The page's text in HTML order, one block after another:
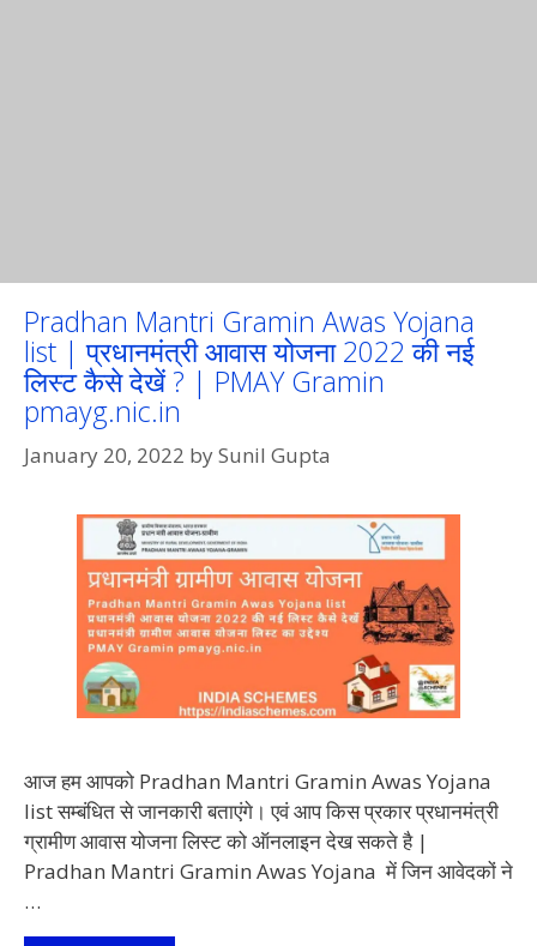
Pradhan Mantri Gramin Awas Yojana
list | प्रधानमंत्री आवास योजना 2022 की नई
लिस्ट कैसे देखें ? | PMAY Gramin
pmayg.nic.in
January 20, 2022 bySunil Gupta
आज हम आपको Pradhan Mantri Gramin Awas Yojana
list सम्बंधित से जानकारी बताएंगे। एवं आप किस प्रकार प्रधानमंत्री
ग्रामीण आवास योजना लिस्ट को ऑनलाइन देख सकते है |
Pradhan Mantri Gramin Awas Yojana में जिन आवेदकों ने
…